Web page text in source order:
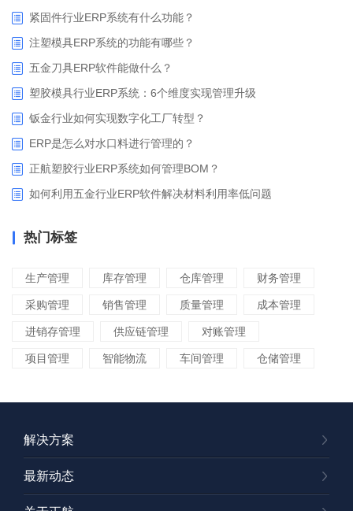
紧固件行业ERP系统有什么功能？
注塑模具ERP系统的功能有哪些？
五金刀具ERP软件能做什么？
塑胶模具行业ERP系统：6个维度实现管理升级
钣金行业如何实现数字化工厂转型？
ERP是怎么对水口料进行管理的？
正航塑胶行业ERP系统如何管理BOM？
如何利用五金行业ERP软件解决材料利用率低问题
热门标签
生产管理 库存管理 仓库管理 财务管理
采购管理 销售管理 质量管理 成本管理
进销存管理 供应链管理 对账管理
项目管理 智能物流 车间管理 仓储管理
解决方案
最新动态